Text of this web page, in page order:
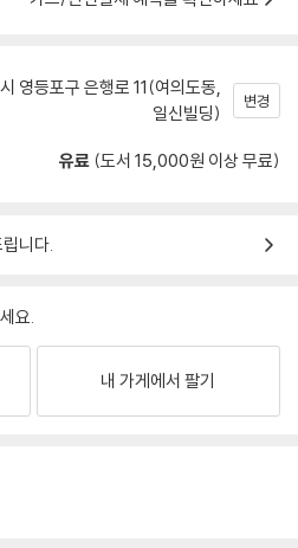
영등포구 은행로 11(여의도동,
일신빌딩)
변경
유료 (도서 15,000원 이상 무료)
니다.
요.
내 가게에서 팔기